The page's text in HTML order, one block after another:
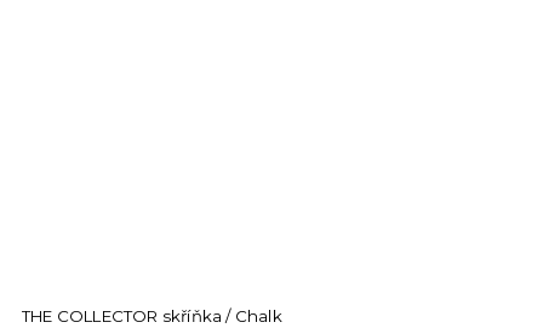
THE COLLECTOR skříňka / Chalk